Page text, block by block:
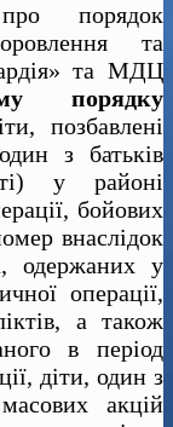
порядок
та
та МДЦ
порядку
позбавлені
з батьків
у районі
бойових
внаслідок
одержаних у
операції,
а також
в період
діти, один з
акцій